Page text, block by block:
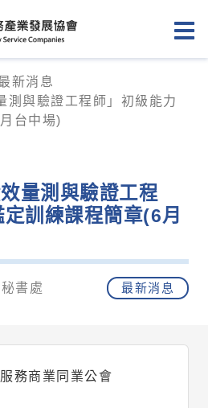
服務產業發展協
新消息
測與驗證工程師」初級能力
台中場)
量測與驗證工程
訓練課程簡章(6月
秘書處 最新消息
務商業同業公會